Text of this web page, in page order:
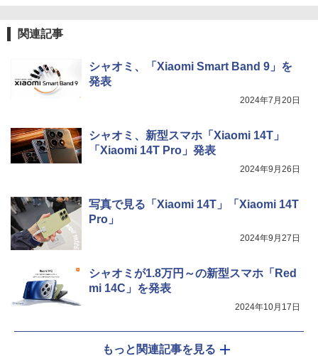
関連記事
シャオミ、「Xiaomi Smart Band 9」を
発表
2024年7月20日
シャオミ、新型スマホ「Xiaomi 14T」
「Xiaomi 14T Pro」発表
2024年9月26日
写真で見る「Xiaomi 14T」「Xiaomi 14T
Pro」
2024年9月27日
シャオミが1.8万円～の新型スマホ「Red
mi 14C」を発表
2024年10月17日
もっと関連記事を見る